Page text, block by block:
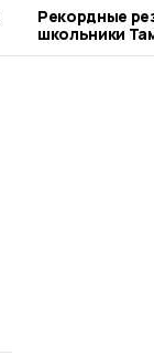
Рекордные
школьники